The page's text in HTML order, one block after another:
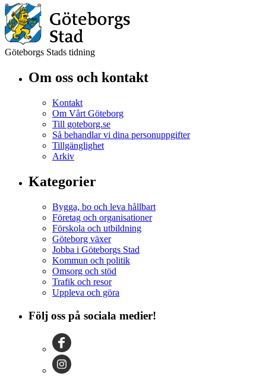
Göteborgs Stads tidning
Om oss och kontakt
Kontakt
Om Vårt Göteborg
Till goteborg.se
Så behandlar vi dina personuppgifter
Tillgänglighet
Arkiv
Kategorier
Bygga, bo och leva hållbart
Företag och organisationer
Förskola och utbildning
Göteborg växer
Jobba i Göteborgs Stad
Kommun och politik
Omsorg och stöd
Trafik och resor
Uppleva och göra
Följ oss på sociala medier!